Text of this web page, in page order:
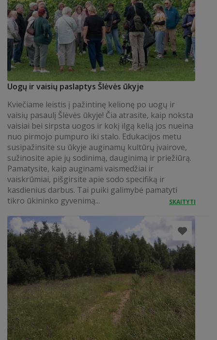
Uogų ir vaisių paslaptys Šlėvės ūkyje
Kviečiame leistis į pažintinę kelionę po uogų ir
vaisių pasaulį Šlėvės ūkyje! Čia atrasite, kaip noksta
vaisiai bei sirpsta uogos ir kokį ilgą kelią jos nueina
nuo pirmojo pumpuro iki stalo. Edukacijos metu
susipažinsite su ūkyje auginamų kultūrų įvairove,
sužinosite apie jų sodinimą, dauginimą ir priežiūrą.
Pamatysite, kaip auginami vaismedžiai ir
vaiskrūmiai, pišgirsite apie sodo specifiką ir
kasdienius darbus. Tai puiki galimybė pamatyti
tikro ūkininko gyvenimą...
SKAITYTI